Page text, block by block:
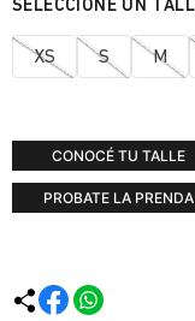
XS S M
CONOCÉ TU TALLE
PROBATE LA PRENDA